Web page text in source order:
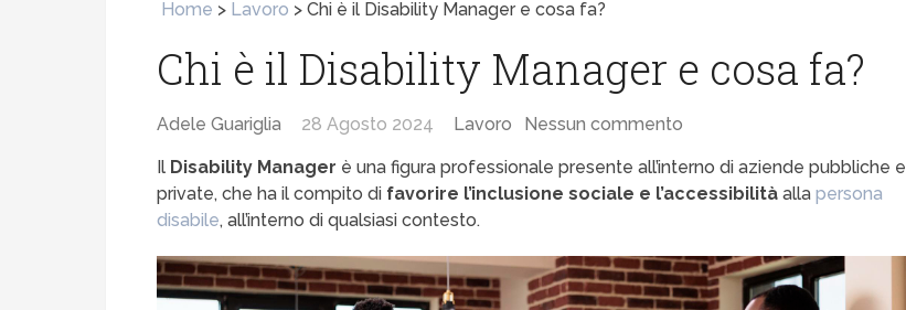
Home > Lavoro >Chi è il Disability Manager e cosa fa?
Chi è il Disability Manager e cosa fa?
Adele Guariglia 28 Agosto 2024 Lavoro Nessun commento
Il Disability Manager è una figura professionale presente all’interno di aziende pubbliche e
private, che ha il compito di favorire l’inclusione sociale e l’accessibilità allapersona
disabile, all’interno di qualsiasi contesto.